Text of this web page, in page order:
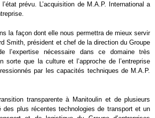
prévu. L’acquisition de M.A.P. International a
la façon dont elle nous permettra de mieux servir
Smith, président et chef de la direction du Groupe
l’expertise nécessaire dans ce domaine très
que la culture et l’approche de l’entreprise
par les capacités techniques de M.A.P.
transparente à Manitoulin et de plusieurs
plus récentes technologies de transport et un